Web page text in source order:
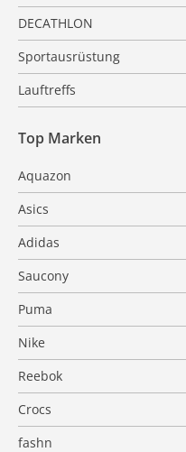
DECATHLON
Sportausrüstung
Lauftreffs
Top Marken
Aquazon
Asics
Adidas
Saucony
Puma
Nike
Reebok
Crocs
fashn